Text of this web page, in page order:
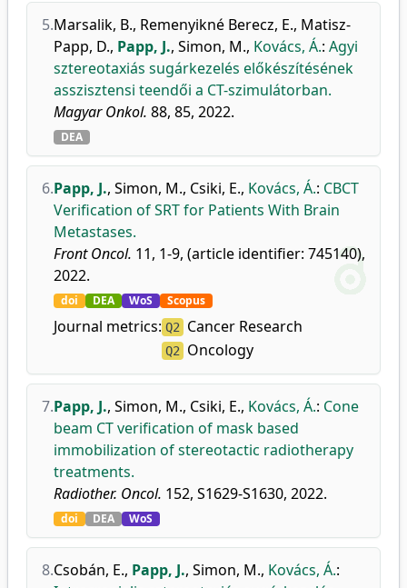
5.Marsalik, B., Remenyikné Berecz, E., Matisz-
Papp, D., Papp, J., Simon, M., Kovács, Á.: Agyi
sztereotaxiás sugárkezelés előkészítésének
asszisztensi teendői a CT-szimulátorban.
Magyar Onkol. 88, 85, 2022.
DEA
6.Papp, J., Simon, M., Csiki, E., Kovács, Á.: CBCT
Verification of SRT for Patients With Brain
Metastases.
Front Oncol. 11, 1-9, (article identifier: 745140),
2022.
doi DEA WoS Scopus
Journal metrics: Q2 Cancer Research
Q2 Oncology
7.Papp, J., Simon, M., Csiki, E., Kovács, Á.: Cone
beam CT verification of mask based
immobilization of stereotactic radiotherapy
treatments.
Radiother. Oncol. 152, S1629-S1630, 2022.
doi DEA WoS
8.Csobán, E., Papp, J., Simon, M., Kovács, Á.: